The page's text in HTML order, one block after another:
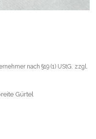
nach §19 (1) UStG. zzgl.
Gürtel